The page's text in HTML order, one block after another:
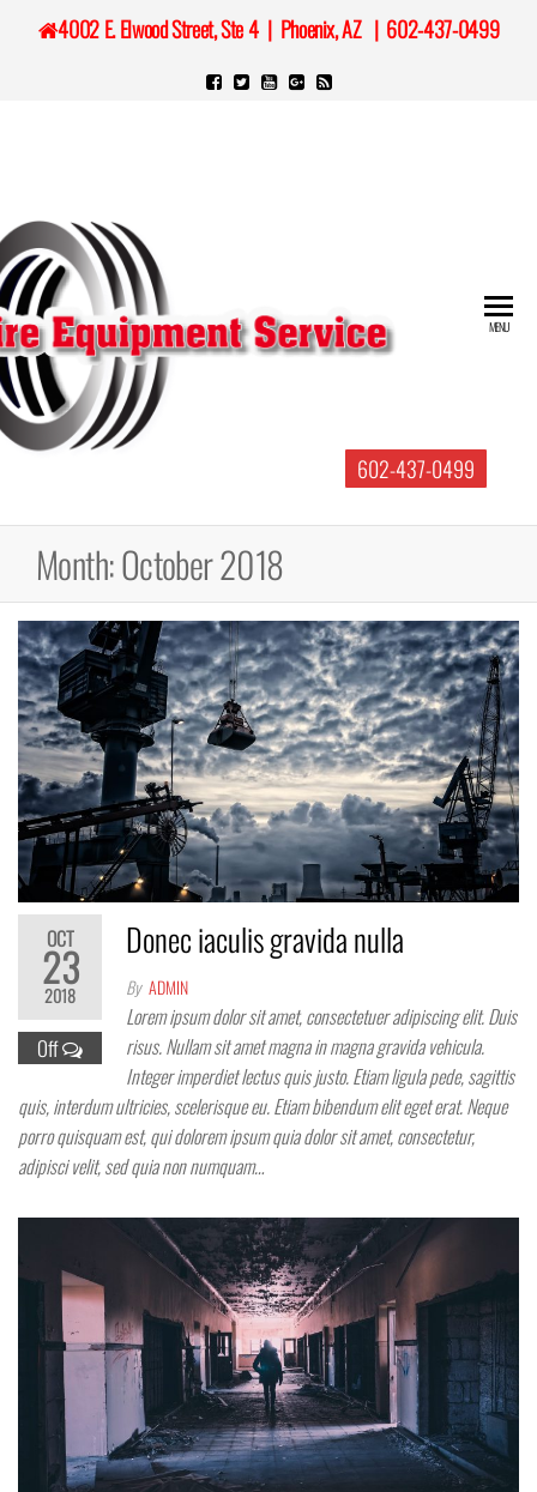
4002 E. Elwood Street, Ste 4 | Phoenix, AZ | 602-437-0499
602-437-0499
MENU
Month:October 2018
OCT
23
2018
Off
Donec iaculis gravida nulla
By ADMIN
Lorem ipsum dolor sit amet, consectetuer adipiscing elit. Duis
risus. Nullam sit amet magna in magna gravida vehicula.
Integer imperdiet lectus quis justo. Etiam ligula pede, sagittis
quis, interdum ultricies, scelerisque eu. Etiam bibendum elit eget erat. Neque
porro quisquam est, qui dolorem ipsum quia dolor sit amet, consectetur,
adipisci velit, sed quia non numquam…